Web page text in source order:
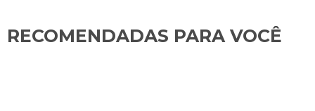
RECOMENDADAS PARA VOCÊ​